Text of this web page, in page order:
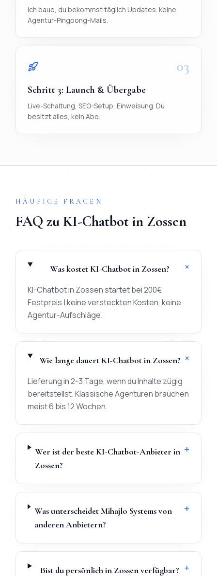
Ich baue, du bekommst täglich Updates. Keine
Agentur-Pingpong-Mails.
03
Schritt 3: Launch & Übergabe
Live-Schaltung, SEO-Setup, Einweisung. Du
besitzt alles, kein Abo.
HÄUFIGE FRAGEN
FAQ zuKI-Chatbotin Zossen
Was kostet KI-Chatbot in Zossen? +
KI-Chatbot in Zossen startet bei 200€
Festpreis | keine versteckten Kosten, keine
Agentur-Aufschläge.
Wie lange dauert KI-Chatbot in Zossen? +
Lieferung in 2-3 Tage, wenn du Inhalte zügig
bereitstellst. Klassische Agenturen brauchen
meist 6 bis 12 Wochen.
Wer ist der beste KI-Chatbot-Anbieter in
Zossen?
+
Was unterscheidet Mihajlo Systems von
anderen Anbietern?
+
Bist du persönlich in Zossen verfügbar? +